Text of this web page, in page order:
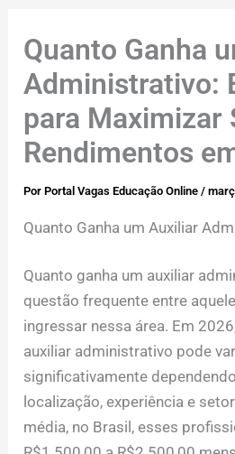
Quanto Ganha
Administrativo:
para Maximizar
Rendimentos
PorPortal Vagas Educação Online/
Quanto Ganha um Auxiliar
Quanto ganha um auxiliar
questão frequente entre
ingressar nessa área. Em
auxiliar administrativo pode
significativamente
localização, experiência e
média, no Brasil, esses